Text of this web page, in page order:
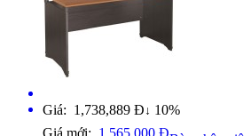
Giá: 1,738,889 Đ ↓ 10%
Giá mới: 1,565,000 Đ